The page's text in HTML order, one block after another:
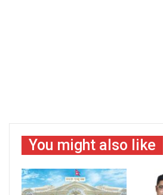
You might also like